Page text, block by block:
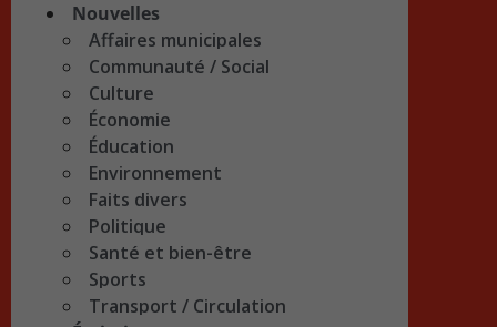
Nouvelles
Affaires municipales
Communauté / Social
Culture
Économie
Éducation
Environnement
Faits divers
Politique
Santé et bien-être
Sports
Transport / Circulation